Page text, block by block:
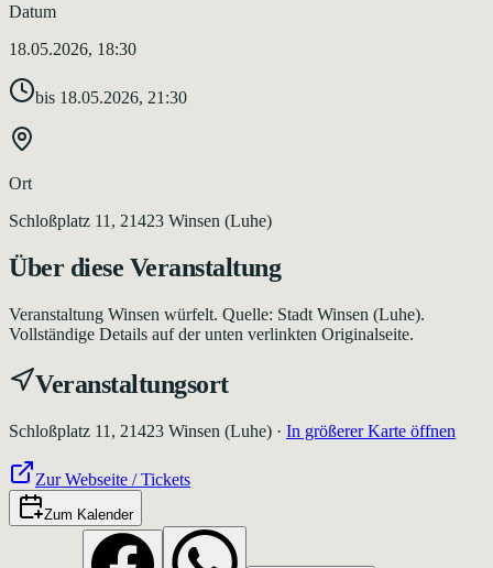
Datum
18.05.2026, 18:30
bis 18.05.2026, 21:30
Ort
Schloßplatz 11, 21423 Winsen (Luhe)
Über diese Veranstaltung
Veranstaltung Winsen würfelt. Quelle: Stadt Winsen (Luhe).
Vollständige Details auf der unten verlinkten Originalseite.
Veranstaltungsort
Schloßplatz 11, 21423 Winsen (Luhe) · In größerer Karte öffnen
Zur Webseite / Tickets
Zum Kalender